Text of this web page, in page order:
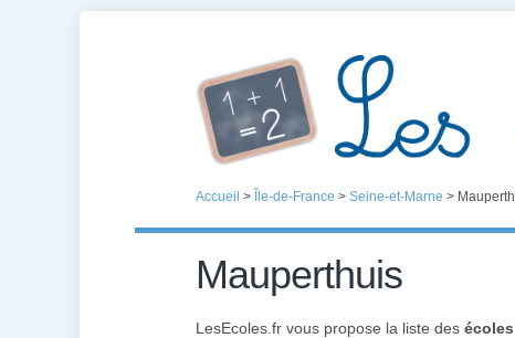
Accueil > Île-de-France > Seine-et-Marne >
Mauperthuis
LesEcoles.fr vous propose la liste des